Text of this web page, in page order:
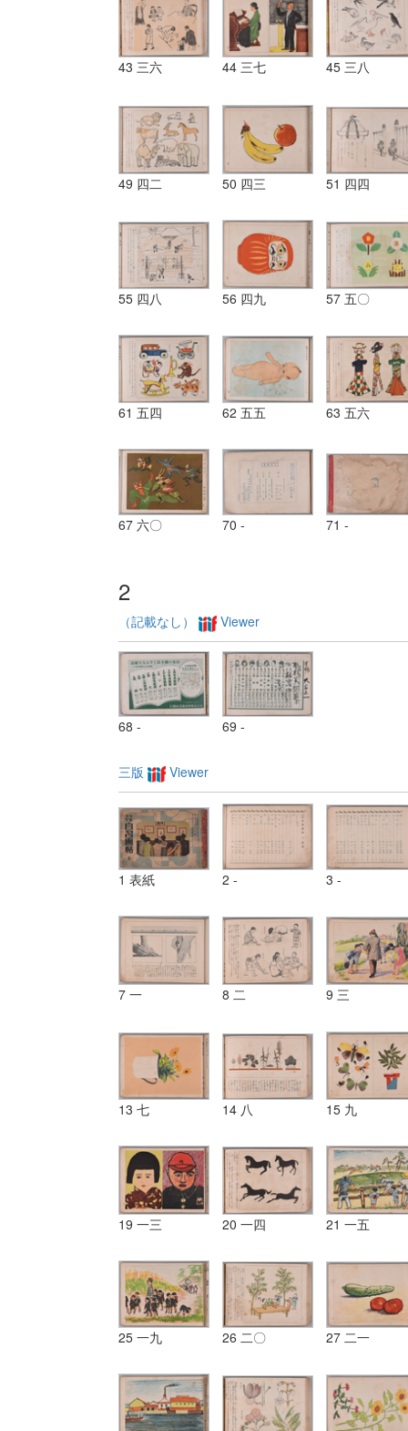
43 三六 44 三七 45 三八
49 四二 50 四三 51 四四
55 四八 56 四九 57 五〇
61 五四 62 五五 63 五六
67 六〇 70 - 71 -
2
（記載なし） Viewer
68 - 69 -
三版 Viewer
1 表紙 2 - 3 -
7 一 8 二 9 三
13 七 14 八 15 九
19 一三 20 一四 21 一五
25 一九 26 二〇 27 二一